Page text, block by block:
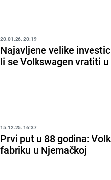
20.01.26. 20:19
Najavljene velike
li se Volkswagen vratiti u
15.12.25. 16:37
Prvi put u 88 godina:
fabriku u Njemačkoj